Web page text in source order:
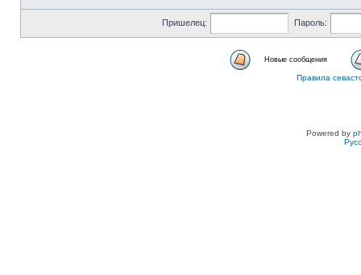
Пришелец: Пароль:
Новые сообщения
Правила
Powered by